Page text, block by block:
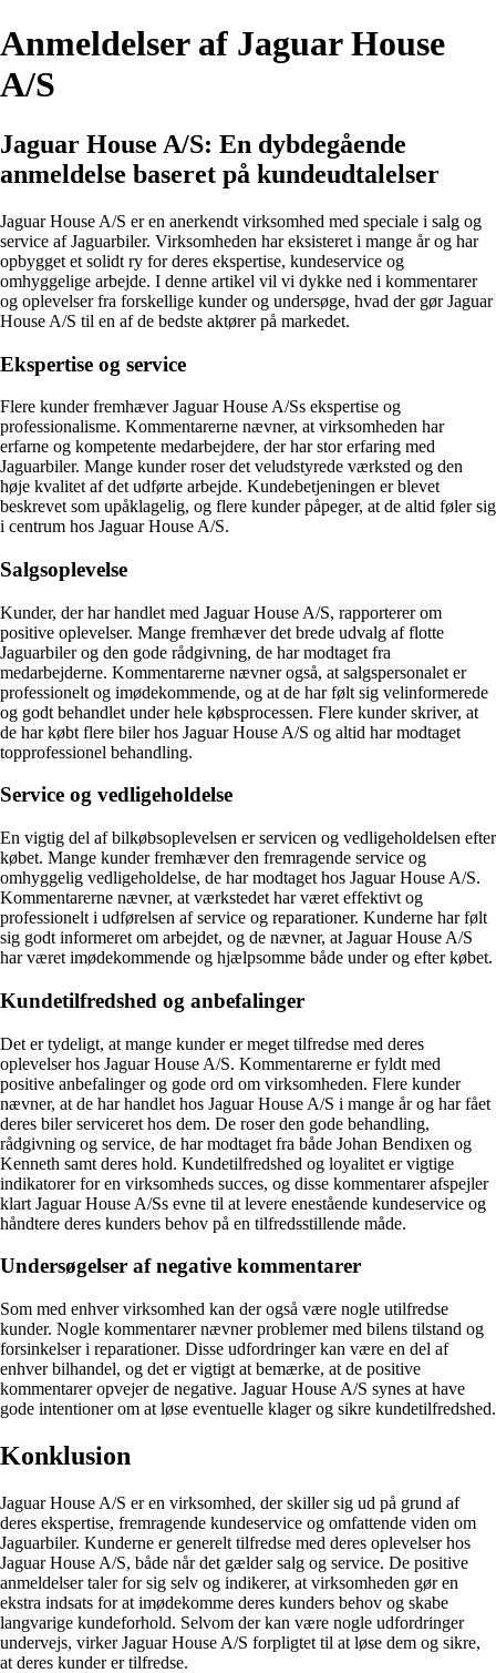
Anmeldelser af Jaguar House
A/S
Jaguar House A/S: En dybdegående
anmeldelse baseret på kundeudtalelser
Jaguar House A/S er en anerkendt virksomhed med speciale i salg og
service af Jaguarbiler. Virksomheden har eksisteret i mange år og har
opbygget et solidt ry for deres ekspertise, kundeservice og
omhyggelige arbejde. I denne artikel vil vi dykke ned i kommentarer
og oplevelser fra forskellige kunder og undersøge, hvad der gør Jaguar
House A/S til en af de bedste aktører på markedet.
Ekspertise og service
Flere kunder fremhæver Jaguar House A/Ss ekspertise og
professionalisme. Kommentarerne nævner, at virksomheden har
erfarne og kompetente medarbejdere, der har stor erfaring med
Jaguarbiler. Mange kunder roser det veludstyrede værksted og den
høje kvalitet af det udførte arbejde. Kundebetjeningen er blevet
beskrevet som upåklagelig, og flere kunder påpeger, at de altid føler sig
i centrum hos Jaguar House A/S.
Salgsoplevelse
Kunder, der har handlet med Jaguar House A/S, rapporterer om
positive oplevelser. Mange fremhæver det brede udvalg af flotte
Jaguarbiler og den gode rådgivning, de har modtaget fra
medarbejderne. Kommentarerne nævner også, at salgspersonalet er
professionelt og imødekommende, og at de har følt sig velinformerede
og godt behandlet under hele købsprocessen. Flere kunder skriver, at
de har købt flere biler hos Jaguar House A/S og altid har modtaget
topprofessionel behandling.
Service og vedligeholdelse
En vigtig del af bilkøbsoplevelsen er servicen og vedligeholdelsen efter
købet. Mange kunder fremhæver den fremragende service og
omhyggelig vedligeholdelse, de har modtaget hos Jaguar House A/S.
Kommentarerne nævner, at værkstedet har været effektivt og
professionelt i udførelsen af service og reparationer. Kunderne har følt
sig godt informeret om arbejdet, og de nævner, at Jaguar House A/S
har været imødekommende og hjælpsomme både under og efter købet.
Kundetilfredshed og anbefalinger
Det er tydeligt, at mange kunder er meget tilfredse med deres
oplevelser hos Jaguar House A/S. Kommentarerne er fyldt med
positive anbefalinger og gode ord om virksomheden. Flere kunder
nævner, at de har handlet hos Jaguar House A/S i mange år og har fået
deres biler serviceret hos dem. De roser den gode behandling,
rådgivning og service, de har modtaget fra både Johan Bendixen og
Kenneth samt deres hold. Kundetilfredshed og loyalitet er vigtige
indikatorer for en virksomheds succes, og disse kommentarer afspejler
klart Jaguar House A/Ss evne til at levere enestående kundeservice og
håndtere deres kunders behov på en tilfredsstillende måde.
Undersøgelser af negative kommentarer
Som med enhver virksomhed kan der også være nogle utilfredse
kunder. Nogle kommentarer nævner problemer med bilens tilstand og
forsinkelser i reparationer. Disse udfordringer kan være en del af
enhver bilhandel, og det er vigtigt at bemærke, at de positive
kommentarer opvejer de negative. Jaguar House A/S synes at have
gode intentioner om at løse eventuelle klager og sikre kundetilfredshed.
Konklusion
Jaguar House A/S er en virksomhed, der skiller sig ud på grund af
deres ekspertise, fremragende kundeservice og omfattende viden om
Jaguarbiler. Kunderne er generelt tilfredse med deres oplevelser hos
Jaguar House A/S, både når det gælder salg og service. De positive
anmeldelser taler for sig selv og indikerer, at virksomheden gør en
ekstra indsats for at imødekomme deres kunders behov og skabe
langvarige kundeforhold. Selvom der kan være nogle udfordringer
undervejs, virker Jaguar House A/S forpligtet til at løse dem og sikre,
at deres kunder er tilfredse.